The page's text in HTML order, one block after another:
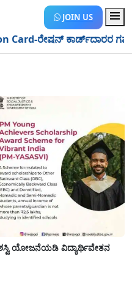
JOIN US
ರೇಷನ್ ಕಾರ್ಡ್‍ದಾರರ
ಯೋಜನೆಯಡಿ ವಿದ್ಯಾರ್ಥಿವೇತನ